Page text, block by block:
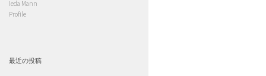
Ieda Mann
Profile
最近の投稿